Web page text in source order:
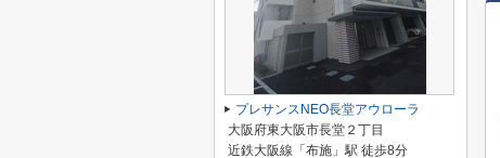
プレサンスNEO長堂アウローラ
大阪府東大阪市長堂２丁目
近鉄大阪線「布施」駅 徒歩8分